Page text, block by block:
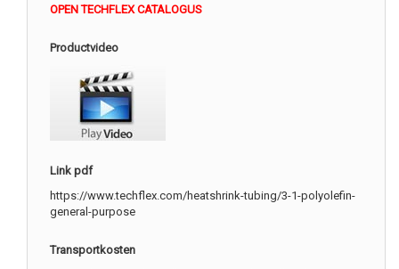
OPEN TECHFLEX CATALOGUS
Productvideo
Link pdf
https://www.techflex.com/heatshrink-tubing/3-1-polyolefin-
general-purpose
Transportkosten